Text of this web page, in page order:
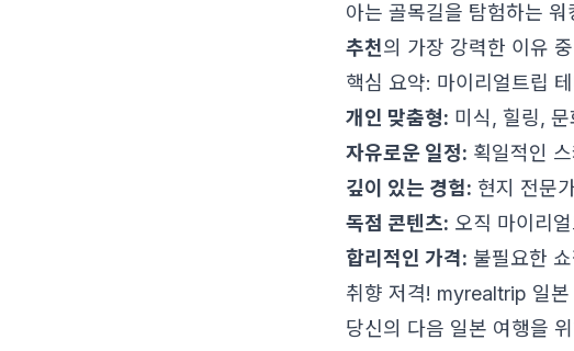
아는 골목길을 탐험하는
추천의 가장 강력한 이유
핵심 요약: 마이리얼트립
개인 맞춤형: 미식, 힐링,
자유로운 일정: 획일적인
깊이 있는 경험: 현지 전문
독점 콘텐츠: 오직 마이리
합리적인 가격: 불필요한
취향 저격! myrealtrip 일본
당신의 다음 일본 여행을